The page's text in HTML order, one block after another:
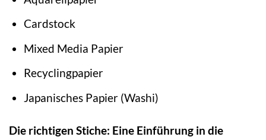
Cardstock
Mixed Media Papier
Recyclingpapier
Japanisches Papier (Washi)
Die richtigen Stiche: Eine Einführung in die